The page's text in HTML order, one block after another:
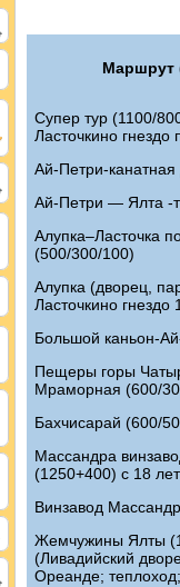
Маршрут
Супер тур (1100/
Ласточкино
Ай-Петри-
Ай-Петри — Ялта -
Алупка–Ласточка
(500/300/100)
Алупка (дворец,
Ласточкино
Большой каньон-
Пещеры горы
Мраморная (600/
Бахчисарай (600/
Массандра
(1250+400) с 18
Винзавод
Жемчужины Ялты
(Ливадийский
Ореанде;